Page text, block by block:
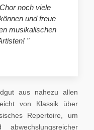
noch viele
und freue
musikalischen
"
aus nahezu allen
von Klassik über
Repertoire, um